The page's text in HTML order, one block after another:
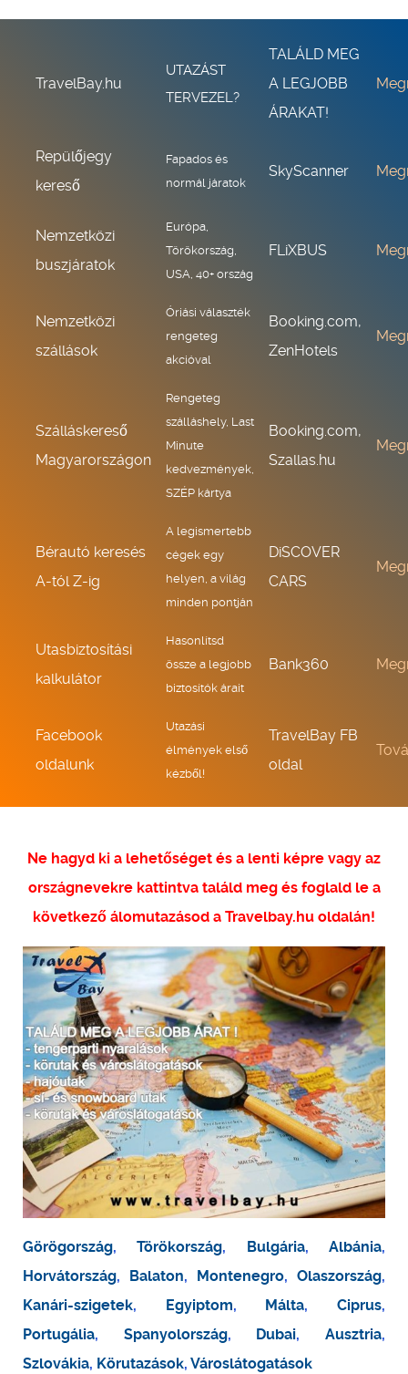
TravelBay.hu
UTAZÁST
TERVEZEL?
TALÁLD MEG
A LEGJOBB
ÁRAKAT!
Repülőjegy
kereső
Fapados és
normál járatok
SkyScanner
Nemzetközi
buszjáratok
Európa,
Törökország,
USA, 40+ ország
FLiXBUS
Nemzetközi
szállások
Óriási választék
rengeteg
akcióval
Booking.com,
ZenHotels
Szálláskereső
Magyarországon
Rengeteg
szálláshely, Last
Minute
kedvezmények,
SZÉP kártya
Booking.com,
Szallas.hu
Bérautó keresés
A-tól Z-ig
A legismertebb
cégek egy
helyen, a világ
minden pontján
DiSCOVER
CARS
Utasbiztosítási
kalkulátor
Hasonlítsd
össze a legjobb
biztosítók árait
Bank360
Facebook
oldalunk
Utazási
élmények első
kézből!
TravelBay FB
oldal
Ne hagyd ki a lehetőséget és a lenti képre vagy az
országnevekre kattintva találd meg és foglald le a
következő álomutazásod a Travelbay.hu oldalán!
Görögország,Törökország, Bulgária,Albánia,
Horvátország, Balaton, Montenegro, Olaszország,
Kanári-szigetek, Egyiptom, Málta,Ciprus,
Portugália, Spanyolország, Dubai,Ausztria,
Szlovákia, Körutazások, Városlátogatások